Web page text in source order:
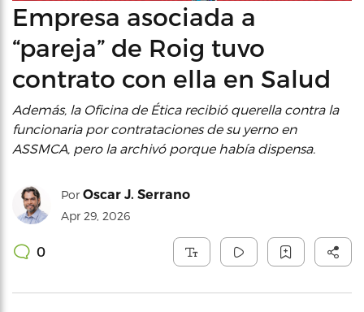
Empresa asociada a
“pareja” de Roig tuvo
contrato con ella en Salud
Además, la Oficina de Ética recibió querella contra la
funcionaria por contrataciones de su yerno en
ASSMCA, pero la archivó porque había dispensa.
Por Oscar J. Serrano
Apr 29, 2026
0